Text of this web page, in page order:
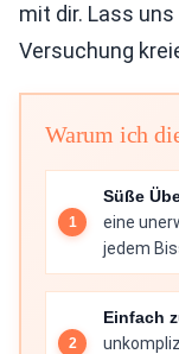
mit dir. Lass
Versuchung
Warum ich
Süße
eine
jedem
Einfach